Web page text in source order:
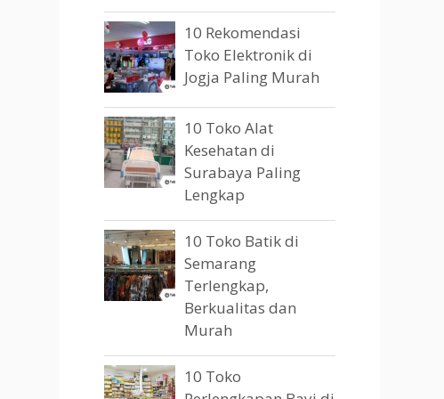
10 Rekomendasi
Toko Elektronik di
Jogja Paling Murah
10 Toko Alat
Kesehatan di
Surabaya Paling
Lengkap
10 Toko Batik di
Semarang
Terlengkap,
Berkualitas dan
Murah
10 Toko